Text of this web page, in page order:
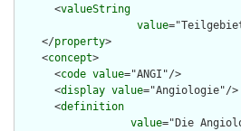
      <
valueString
value
    </
property>
    <
concept>
      <
code value="ANGI"/>
      <
display value="Angiologie"/>
      <
definition
value="Die